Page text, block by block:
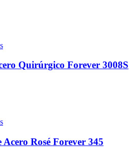
Quirúrgico Forever 3008S
Rosé Forever 345